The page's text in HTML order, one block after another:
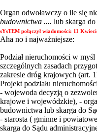
Organ odwoławczy o ile się
budownictwa .... lub skarga
sYsTEM połączył wiadomości: 11
Aha no i najważniejsze:
Podział nieruchomości w
szczególnych zasadach
zakresie dróg krajowych (art.
Projekt podziału
- wojewoda decyzją o
krajowe i wojewódzkie), -
budownictwa lub skarga do
- starosta ( gminne i
skarga do Sądu